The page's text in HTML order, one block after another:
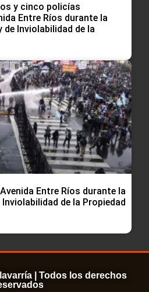
y cinco policías
Entre Ríos durante la
Inviolabilidad de la
Entre Ríos durante la
de la Propiedad
| Todos los derechos